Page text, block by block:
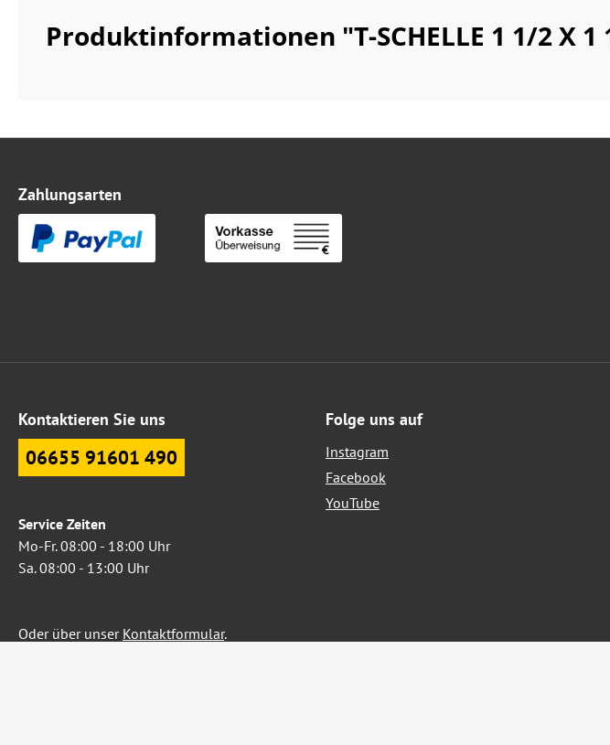
Produktinformationen "T-SCHELLE 1 1/2 X 1
Zahlungsarten
Kontaktieren Sie uns
06655 91601 490
Service Zeiten
Mo-Fr. 08:00 - 18:00 Uhr
Sa. 08:00 - 13:00 Uhr
Oder über unser Kontaktformular.
Folge uns auf
Instagram
Facebook
YouTube